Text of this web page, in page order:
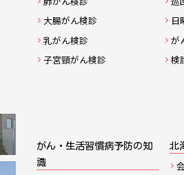
マ
ッ
大腸がん検診
乳がん検診
子宮頸がん検診
日
が
検
がん・生活習慣病予防の知
識
北